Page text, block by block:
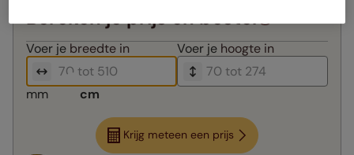
Bereken je prijs en bestel
Voer je breedte in Voer je hoogte in
mm cm
Krijg meteen een prijs